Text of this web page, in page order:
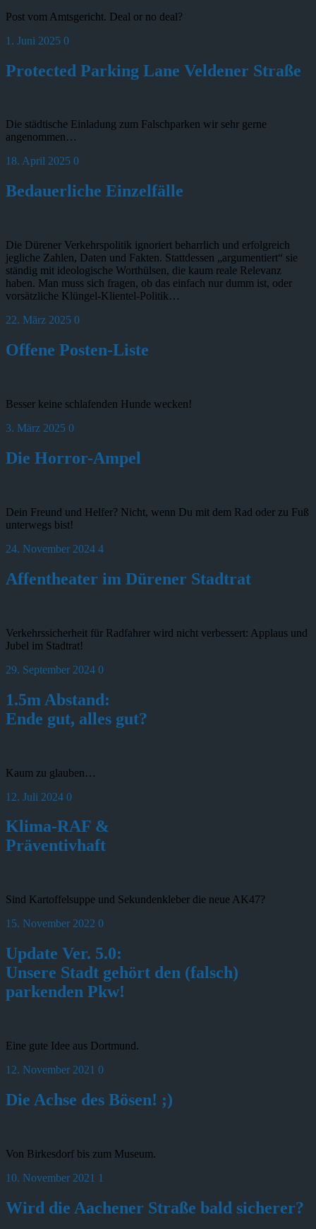
Post vom Amtsgericht. Deal or no deal?
1. Juni 2025 0
Protected Parking Lane Veldener Straße
Die städtische Einladung zum Falschparken wir sehr gerne
angenommen…
18. April 2025 0
Bedauerliche Einzelfälle
Die Dürener Verkehrspolitik ignoriert beharrlich und erfolgreich
jegliche Zahlen, Daten und Fakten. Stattdessen „argumentiert“ sie
ständig mit ideologische Worthülsen, die kaum reale Relevanz
haben. Man muss sich fragen, ob das einfach nur dumm ist, oder
vorsätzliche Klüngel-Klientel-Politik…
22. März 2025 0
Offene Posten-Liste
Besser keine schlafenden Hunde wecken!
3. März 2025 0
Die Horror-Ampel
Dein Freund und Helfer? Nicht, wenn Du mit dem Rad oder zu Fuß
unterwegs bist!
24. November 2024 4
Affentheater im Dürener Stadtrat
Verkehrssicherheit für Radfahrer wird nicht verbessert: Applaus und
Jubel im Stadtrat!
29. September 2024 0
1.5m Abstand:
Ende gut, alles gut?
Kaum zu glauben…
12. Juli 2024 0
Klima-RAF &
Präventivhaft
Sind Kartoffelsuppe und Sekundenkleber die neue AK47?
15. November 2022 0
Update Ver. 5.0:
Unsere Stadt gehört den (falsch)
parkenden Pkw!
Eine gute Idee aus Dortmund.
12. November 2021 0
Die Achse des Bösen! ;)
Von Birkesdorf bis zum Museum.
10. November 2021 1
Wird die Aachener Straße bald sicherer?